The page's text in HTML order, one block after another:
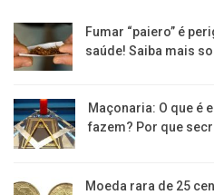
Fumar “paiero” é
saúde! Saiba mais
Maçonaria: O que é
fazem? Por que
Moeda rara de 25